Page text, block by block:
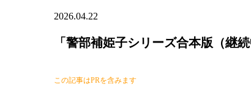
2026.04.22
「警部補姫子シリーズ合本版（継
この記事はPRを含みます